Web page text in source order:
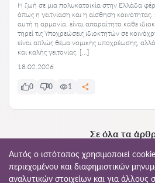
Η ζωή σε μια πολυκατοικία στην Ελλάδα
όπως η γειτνίαση και η αίσθηση
αυτή η αρμονία, είναι απαραίτητο κάθε
τηρεί τις Υποχρεώσεις ιδιοκτητών σε
είναι απλώς θέμα νομικής υποχρέωσης,
και καλής γειτονίας. […]
18.02.2026
0 0 1
Σε όλα τα
Αυτός ο ιστότοπος χρησιμοποιεί
περιεχομένου και διαφημιστικών
αναλυτικών στοιχείων και για άλλους